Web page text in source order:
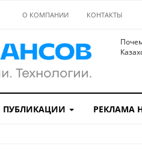
О КОМПАНИИ КОНТАКТЫ
ПУБЛИКАЦИИ РЕКЛАМА